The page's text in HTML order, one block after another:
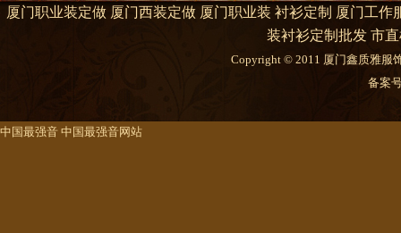
厦门职业装定做 厦门西装定做 厦门职业装 衬衫定制 厦门工
装衬衫定制批发 市
Copyright © 2011 厦门鑫质雅服
备案
中国最强音 中国最强音网站